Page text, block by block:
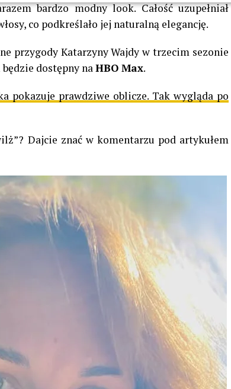
bardzo modny look. Całość uzupełniał
co podkreślało jej naturalną elegancję.
przygody Katarzyny Wajdy w trzecim sezonie
będzie dostępny naHBO Max.
pokazuje prawdziwe oblicze. Tak wygląda po
Dajcie znać w komentarzu pod artykułem